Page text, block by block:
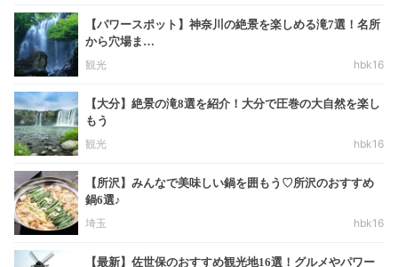
【パワースポット】神奈川の絶景を楽しめる滝7選！名所
から穴場ま…
観光
hbk16
【大分】絶景の滝8選を紹介！大分で圧巻の大自然を楽し
もう
観光
hbk16
【所沢】みんなで美味しい鍋を囲もう♡所沢のおすすめ
鍋6選♪
埼玉
hbk16
【最新】佐世保のおすすめ観光地16選！グルメやパワー